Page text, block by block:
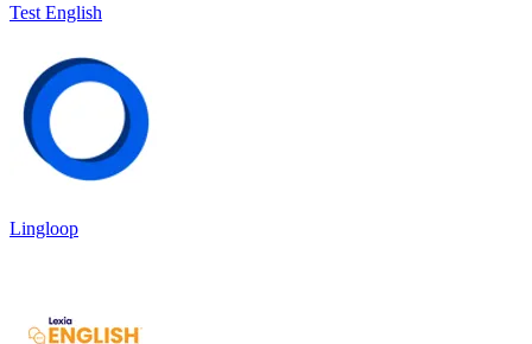
Test English
Lingloop